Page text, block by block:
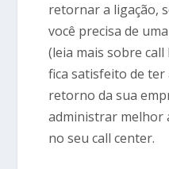
retornar a ligação,
você precisa de
(leia mais sobre call
fica satisfeito de ter
retorno da sua
administrar melhor
no seu call center.